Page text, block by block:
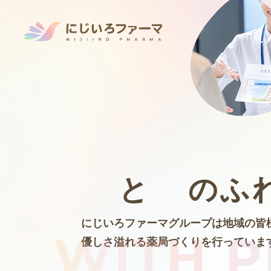
と のふ
にじいろファーマグループは地域の皆
優しさ溢れる薬局づくりを行っていま